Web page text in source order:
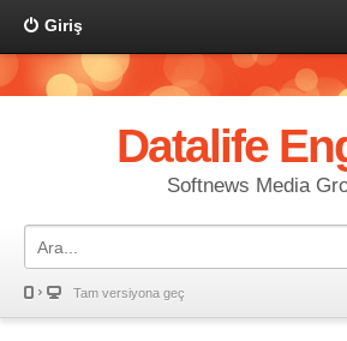
Giriş
Datalife
Softnews Media
Tam versiyona geç